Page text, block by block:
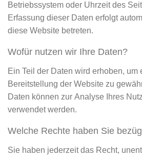
Betriebssystem oder Uhrzeit des
Erfassung dieser Daten erfolgt
diese Website betreten.
Wofür nutzen wir Ihre Daten?
Ein Teil der Daten wird erhoben, um
Bereitstellung der Website zu
Daten können zur Analyse Ihres
verwendet werden.
Welche Rechte haben Sie
Sie haben jederzeit das Recht,